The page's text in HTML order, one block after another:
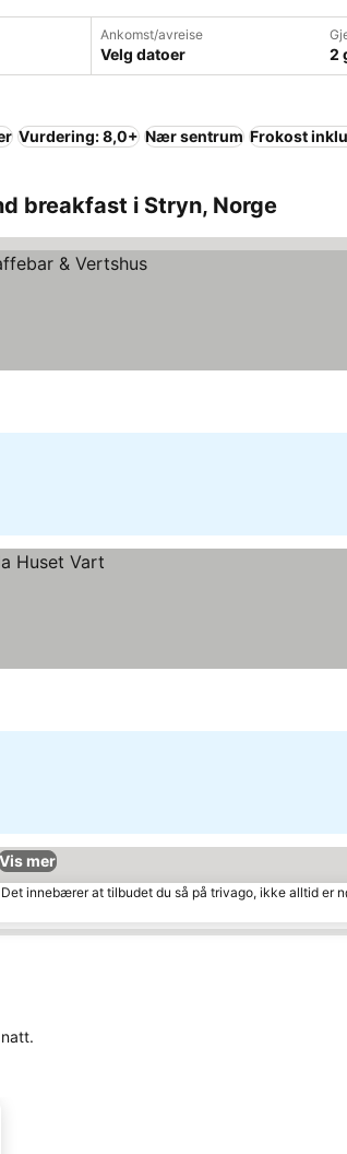
Ankomst/avreise
Velg datoer 2
Vurdering: 8,0+ Nær sentrum Frokost
breakfast i Stryn, Norge
Vis mer
innebærer at tilbudet du så på trivago, ikke alltid er